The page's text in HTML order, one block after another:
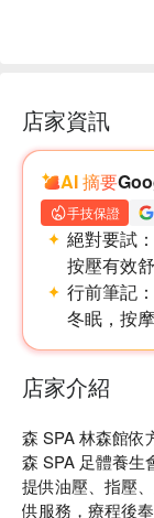
店家資訊
AI 摘要
手技保證
絕對要試：
按壓有效
行前筆記：
冬眠，按
店家介紹
森 SPA 林森館依
森 SPA 足體養生
提供油壓、指壓
供服務，療程後